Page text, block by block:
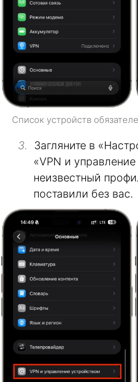
Список устройств
Загляните в
«VPN и
неизвестный
поставили без вас.